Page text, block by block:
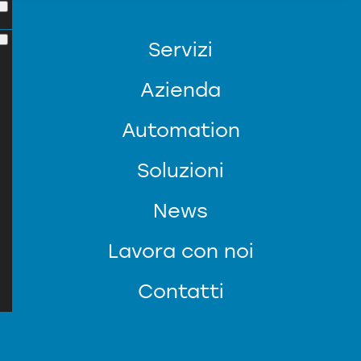
Servizi
Azienda
Automation
Soluzioni
News
Lavora con noi
Contatti
SERVIZIO CLIENTI